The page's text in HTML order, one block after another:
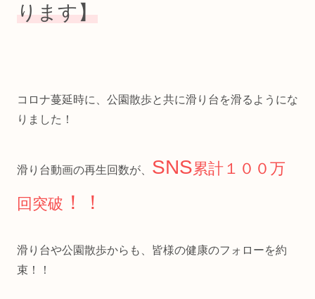
ります】
コロナ蔓延時に、公園散歩と共に滑り台を滑るようにな
りました！
滑り台動画の再生回数が、 SNS累計１００万
回突破 ！！
滑り台や公園散歩からも、皆様の健康のフォローを約
束！！